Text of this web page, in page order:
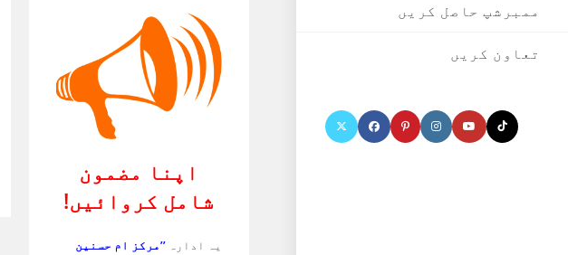
ممبرشپ حاصل کریں
تعاون کریں
اپنا مضمون
شامل کروائیں!
یہ ادارہ’’مرکز ام حسنین